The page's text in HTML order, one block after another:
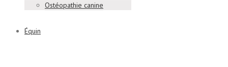
Ostéopathie canine
Équin